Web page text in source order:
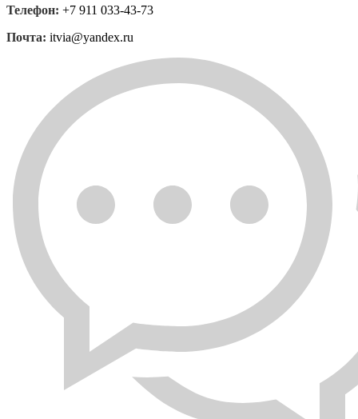
Телефон: +7 911 033-43-73
Почта: itvia@yandex.ru